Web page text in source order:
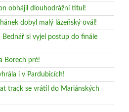
obhájil dlouhodrážní titul!
dobyl malý lázeňský ovál!
Bednář si vyjel postup do finále
Borech pré!
i v Pardubicích!
track se vrátil do Mariánských